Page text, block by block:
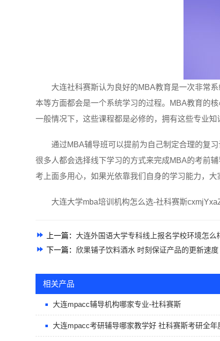
大连社科赛斯认为良好的MBA教育是一次非常
本等方面都会是一个系统学习的过程。MBA教育的
一般情况下，这些课程都是必修的，拥有这些专业知
通过MBA辅导班可以提前为自己制定合理的复
很多人都会选择线下学习的方式来完成MBA的考前
考上面多用心，如果光依靠我们自身的学习能力，大
大连大学mba培训机构怎么选-社科赛斯
上一篇： 大连外国语大学专科线上报名学校环境怎么
下一篇： 欣果铺子饮料酒水 时刻保证产品的更新速度
相关产品
大连mpacc辅导机构哪家专业-社科赛斯
大连mpacc考研辅导哪家教学好 社科赛斯考研全年